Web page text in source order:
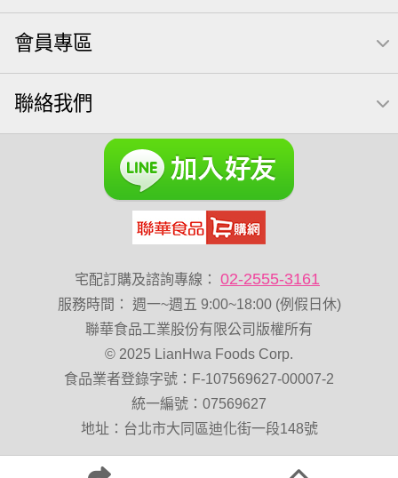
無調味綜合果 【萬歲牌】每日堅果系列 小魚
全聯 南瓜子
萬歲牌 米果 可樂果 帆布袋 桶裝堅果 果乾 芝麻
禮盒
海苔 芥末味 全聯 堅果禮盒 萬歲牌 蔓越莓
榛果 萬歲牌 堅果小包裝活力堅果
無加糖 小魚乾 Diy飯糰 烘焙
萬歲牌小魚 全聯 堅果
乳清 綜合 低溫烘焙 總匯點心
卡廸那 95℃鮮脆三色丁 飯卷專用海苔 盛香珍 堅果
萬歲牌 堅果補給隨行包33公克44 包 60g
卡廸那95℃薯條原味18克*5包
寶寶 海苔 三角飯 波浪脆 能量
會員專區
聯絡我們
宅配訂購及諮詢專線： 02-2555-3161
服務時間 ：
週一~週五 9:00~18:00 (例假日休)
聯華食品工業股份有限公司版權所有
© 2025 LianHwa Foods Corp.
食品業者登錄字號：F-107569627-00007-2
統一編號：07569627
地址：台北市大同區迪化街一段148號